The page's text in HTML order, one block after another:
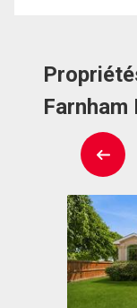
Farnham